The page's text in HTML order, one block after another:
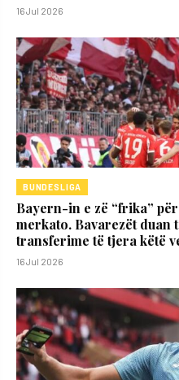
16 Jul 2026
BUNDESLIGA
Bayern-in e zë “frika”
merkato. Bavarezët duan
transferime të tjera këtë
16 Jul 2026